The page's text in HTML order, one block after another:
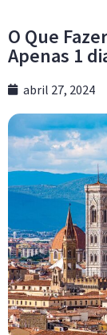
O Que
Apenas 1
abril 27, 2024